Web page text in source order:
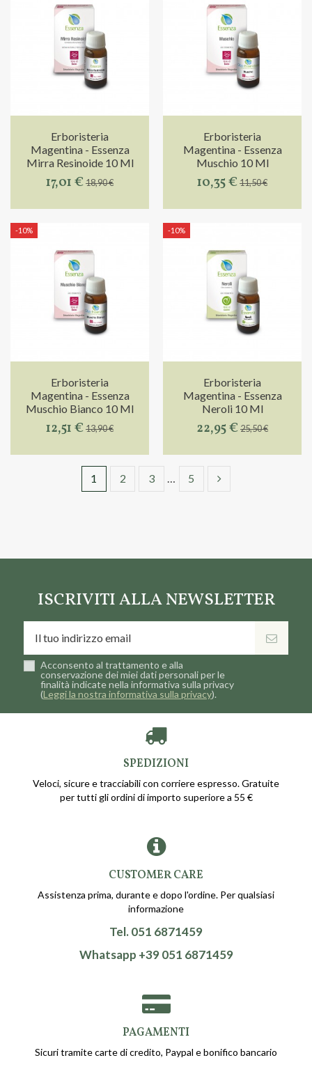
Erboristeria
Magentina - Essenza
Mirra Resinoide 10 Ml
17,01 €18,90 €
Erboristeria
Magentina - Essenza
Muschio 10 Ml
10,35 €11,50 €
-10%
Erboristeria
Magentina - Essenza
Muschio Bianco 10 Ml
12,51 €13,90 €
-10%
Erboristeria
Magentina - Essenza
Neroli 10 Ml
22,95 €25,50 €
1 2 3 … 5
ISCRIVITI ALLA NEWSLETTER
Acconsento al trattamento e alla
conservazione dei miei dati personali per le
finalità indicate nella informativa sulla privacy
(Leggi la nostra informativa sulla privacy).
SPEDIZIONI
Veloci, sicure e tracciabili con corriere espresso. Gratuite
per tutti gli ordini di importo superiore a 55 €
CUSTOMER CARE
Assistenza prima, durante e dopo l'ordine. Per qualsiasi
informazione
Tel. 051 6871459
Whatsapp +39 051 6871459
PAGAMENTI
Sicuri tramite carte di credito, Paypal e bonifico bancario